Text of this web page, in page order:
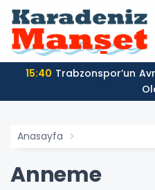
15:40
Anasayfa
Anneme